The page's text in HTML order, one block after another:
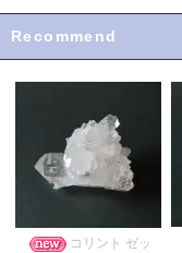
Recommend
コリント ゼッ